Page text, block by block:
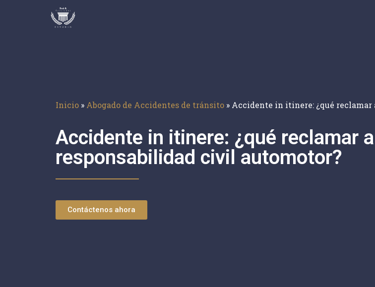
Inicio » Abogado de Accidentes de tránsito » Accidente in itinere: ¿qué reclamar
Accidente in itinere: ¿qué reclamar
responsabilidad civil automotor?
Contáctenos ahora